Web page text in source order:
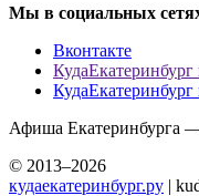
Мы в социальных
Вконтакте
КудаЕкатеринбург
Афиша Екатеринбурга —
© 2013–2026
кудаекатеринбург.ру |